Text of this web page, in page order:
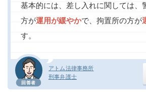
回答者
アトム法律事務所
刑事弁護士
基本的には、差し入れに関しては、
方が運用が緩やかで、拘置所の方が
す。